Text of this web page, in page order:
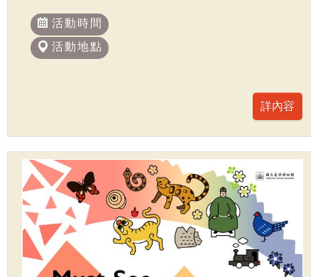
活動時間
活動地點